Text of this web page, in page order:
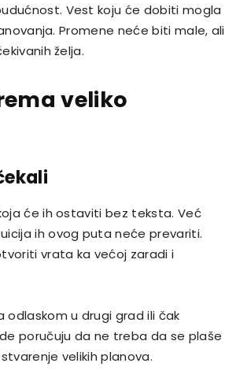
Vest koju će dobiti mogla
Promene neće biti male, ali
želja.
veliko
će ih ostaviti bez teksta. Već
ih ovog puta neće prevariti.
vrata ka većoj zaradi i
u drugi grad ili čak
poručuju da ne treba da se plaše
velikih planova.